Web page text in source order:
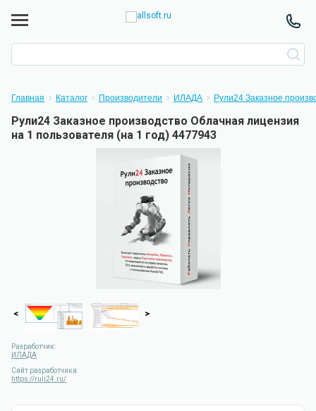
Главная Каталог Производители ИЛАДА Рули24 Заказное
Рули24 Заказное производство Облачная лицензия
на 1 пользователя (на 1 год) 4477943
< >
Разработчик:
ИЛАДА
Сайт разработчика:
https://ruli24.ru/